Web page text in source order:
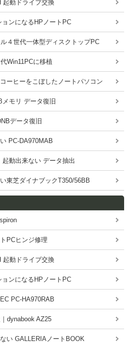
起動ドライブ交換
ンになるHPノートPC
４世代一体型ディスクトップPC
Win11PCに移植
ーヒーをこぼしたノートパソコン
モリ データ復旧
データ復旧
PC-DA970MAB
動出来ない データ抽出
東芝ダイナブックT350/56BB
PCヒンジ修理
起動ドライブ交換
ンになるHPノートPC
PC-HA970RAB
dynabook AZ25
い GALLERIAノートBOOK